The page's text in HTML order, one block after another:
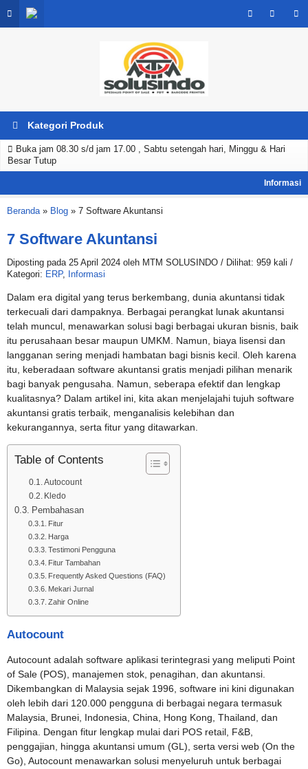
Kategori Produk
Buka jam 08.30 s/d jam 17.00 , Sabtu setengah hari, Minggu & Hari
Besar Tutup
Beranda» Blog » 7 Software Akuntansi
7 Software Akuntansi
Diposting pada 25 April 2024 oleh MTM SOLUSINDO / Dilihat: 959 kali /
Kategori: ERP, Informasi
Dalam era digital yang terus berkembang, dunia akuntansi tidak
terkecuali dari dampaknya. Berbagai perangkat lunak akuntansi
telah muncul, menawarkan solusi bagi berbagai ukuran bisnis, baik
itu perusahaan besar maupun UMKM. Namun, biaya lisensi dan
langganan sering menjadi hambatan bagi bisnis kecil. Oleh karena
itu, keberadaan software akuntansi gratis menjadi pilihan menarik
bagi banyak pengusaha. Namun, seberapa efektif dan lengkap
kualitasnya? Dalam artikel ini, kita akan menjelajahi tujuh software
akuntansi gratis terbaik, menganalisis kelebihan dan
kekurangannya, serta fitur yang ditawarkan.
Table of Contents
Autocount
Kledo
Pembahasan
Fitur
Harga
Testimoni Pengguna
Fitur Tambahan
Frequently Asked Questions (FAQ)
Mekari Jurnal
Zahir Online
Autocount
Autocount adalah software aplikasi terintegrasi yang meliputi Point
of Sale (POS), manajemen stok, penagihan, dan akuntansi.
Dikembangkan di Malaysia sejak 1996, software ini kini digunakan
oleh lebih dari 120.000 pengguna di berbagai negara termasuk
Malaysia, Brunei, Indonesia, China, Hong Kong, Thailand, dan
Filipina. Dengan fitur lengkap mulai dari POS retail, F&B,
penggajian, hingga akuntansi umum (GL), serta versi web (On the
Go), Autocount menawarkan solusi menyeluruh untuk berbagai